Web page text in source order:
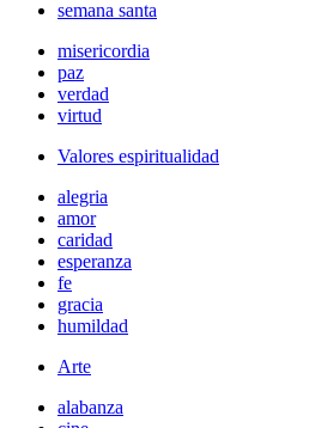
semana santa
misericordia
paz
verdad
virtud
Valores espiritualidad
alegria
amor
caridad
esperanza
fe
gracia
humildad
Arte
alabanza